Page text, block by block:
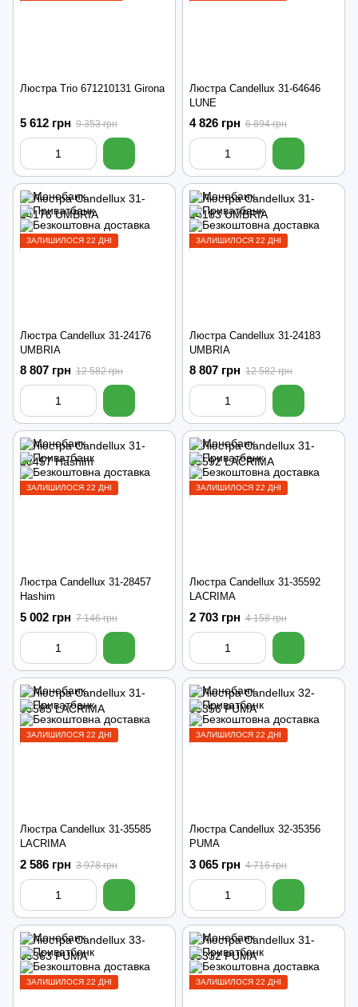
Люстра Trio 671210131 Girona
5 612 грн 9 353 грн
Люстра Candellux 31-64646
LUNE
4 826 грн 6 894 грн
ЗАЛИШИЛОСЯ 22 ДНІ
Люстра Candellux 31-24176
UMBRIA
8 807 грн 12 582 грн
ЗАЛИШИЛОСЯ 22 ДНІ
Люстра Candellux 31-24183
UMBRIA
8 807 грн 12 582 грн
ЗАЛИШИЛОСЯ 22 ДНІ
Люстра Candellux 31-28457
Hashim
5 002 грн 7 146 грн
ЗАЛИШИЛОСЯ 22 ДНІ
Люстра Candellux 31-35592
LACRIMA
2 703 грн 4 158 грн
ЗАЛИШИЛОСЯ 22 ДНІ
Люстра Candellux 31-35585
LACRIMA
2 586 грн 3 978 грн
ЗАЛИШИЛОСЯ 22 ДНІ
Люстра Candellux 32-35356
PUMA
3 065 грн 4 716 грн
ЗАЛИШИЛОСЯ 22 ДНІ ЗАЛИШИЛОСЯ 22 ДНІ